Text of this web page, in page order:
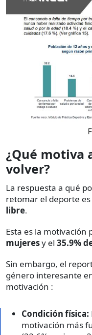
¿Qué motiva
volver?
La respuesta a qué
retomar el deporte
libre.
Esta es la motivación
mujeresy el 35.9%
Sin embargo, el
género interesante
motivación :
Condición física:
motivación más